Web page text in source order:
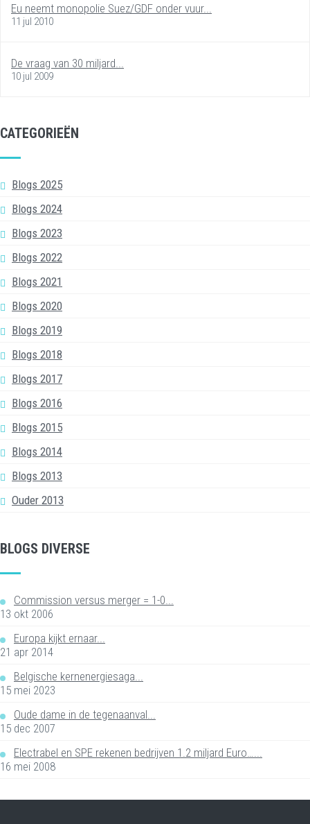
Eu neemt monopolie Suez/GDF onder vuur...
11 jul 2010
De vraag van 30 miljard...
10 jul 2009
CATEGORIEËN
Blogs 2025
Blogs 2024
Blogs 2023
Blogs 2022
Blogs 2021
Blogs 2020
Blogs 2019
Blogs 2018
Blogs 2017
Blogs 2016
Blogs 2015
Blogs 2014
Blogs 2013
Ouder 2013
BLOGS DIVERSE
Commission versus merger = 1-0...
13 okt 2006
Europa kijkt ernaar...
21 apr 2014
Belgische kernenergiesaga...
15 mei 2023
Oude dame in de tegenaanval...
15 dec 2007
Electrabel en SPE rekenen bedrijven 1.2 miljard Euro…...
16 mei 2008